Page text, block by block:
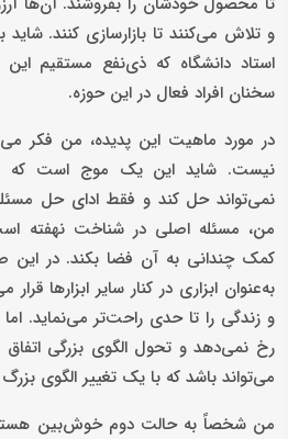
و تلاش می‌کنند تا بازارسازی کنند.
استاد دانشگاه که ذی‌نفع مستقیم
سخنان افراد فعال در این حوزه.
در مورد ماهیت این پدیده، من فکر
نیست. شاید این یک موج است که
نمی‌تواند حل کند و فقط ادای حل
من، مسئله اصلی در شناخت نهفته
کمک چندانی به آن فضا بکند. در
به‌عنوان ابزاری در کنار سایر ابزارها
و زندگی را تا حدی راحت‌تر می‌نماید. اما
رخ نمی‌دهد و تحول الگوی بزرگی
می‌تواند باشد که با یک تغییر الگوی
من شخصاً به حالت دوم خوش‌بین